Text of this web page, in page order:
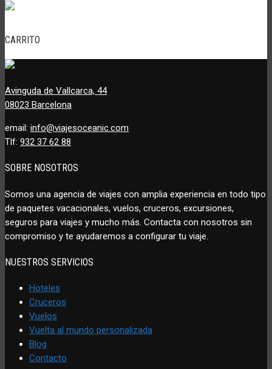
CARRITO
Avinguda de Vallcarca, 44
08023 Barcelona
email: info@viajesoceanic.com
Tlf: 932 37 62 88
SOBRE NOSOTROS
Somos una agencia de viajes con amplia experiencia en todo tipo
de paquetes vacacionales, vuelos, cruceros, excursiones,
seguros para viajes y mucho más. Contacta con nosotros sin
compromiso y te ayudaremos a configurar tu viaje.
NUESTROS SERVICIOS
Hoteles
Cruceros
Vuelos
Vuelta al mundo personalizada
Blog
Contacto